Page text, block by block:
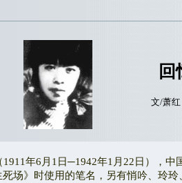
文/萧
年6月1日─1942年1月22日），中
场》时使用的笔名，另有悄吟、玲